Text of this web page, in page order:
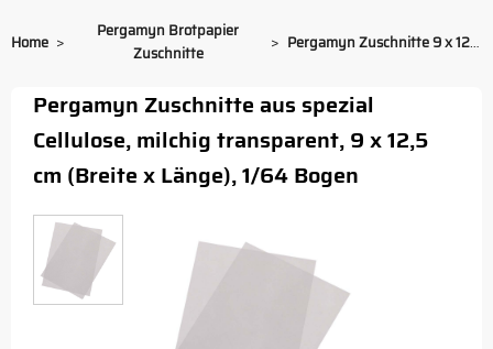
Home >
Pergamyn Brotpapier
Zuschnitte
> Pergamyn Zuschnitte 9 x 12,5 cm, 1/64 Bogen
Pergamyn Zuschnitte aus spezial
Cellulose, milchig transparent, 9 x 12,5
cm (Breite x Länge), 1/64 Bogen